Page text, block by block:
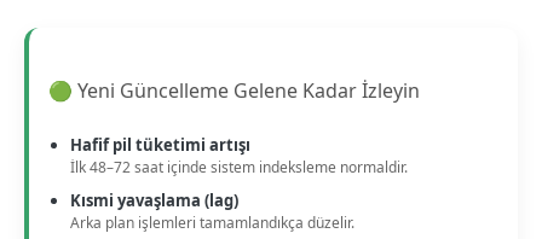
🟢 Yeni Güncelleme Gelene Kadar İzleyin
Hafif pil tüketimi artışı
İlk 48–72 saat içinde sistem indeksleme normaldir.
Kısmi yavaşlama (lag)
Arka plan işlemleri tamamlandıkça düzelir.